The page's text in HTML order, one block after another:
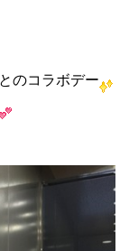
のコラボデー